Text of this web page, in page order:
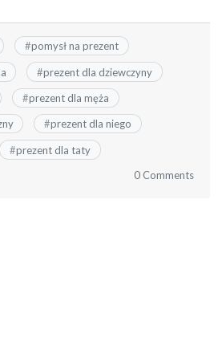
#pomysł na prezent
#prezent dla dziewczyny
#prezent dla męża
#prezent dla niego
#prezent dla taty
0 Comments